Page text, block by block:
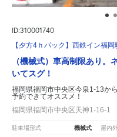
ID:310001740
【夕方4ｈパック】西鉄イン福岡
（機械式）車高制限あり
いてスグ！
福岡県福岡市中央区今泉1-13から
予約できてオススメ！
福岡県福岡市中央区天神1-16-1
駐車場形式 機械式 屋内